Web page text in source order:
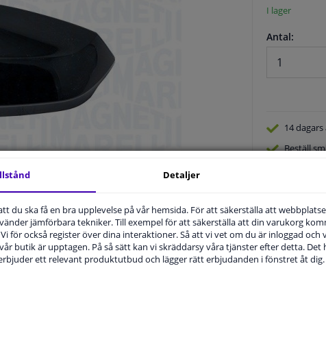
I lager
Antal:
14 dagars
Beställ
Leverans
Detaljer
du ska få en bra upplevelse på vår hemsida. För att säkerställa att
jämförbara tekniker. Till exempel för att säkerställa att din varukorg
för också register över dina interaktioner. Så att vi vet om du är inloggad
butik är upptagen. På så sätt kan vi skräddarsy våra tjänster efter detta. Det
ett relevant produktutbud och lägger rätt erbjudanden i fönstret åt dig.